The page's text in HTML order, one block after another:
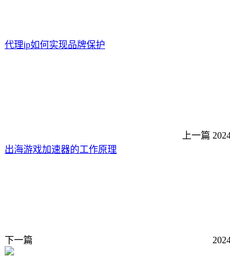
代理ip如何实现品牌保护
上一篇
出海游戏加速器的工作原理
下一篇